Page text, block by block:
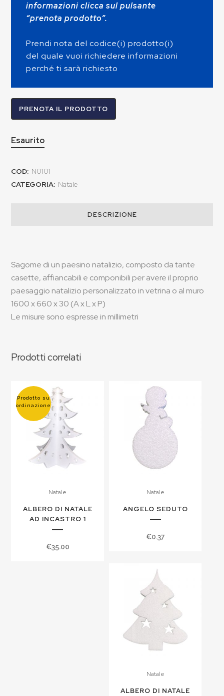
informazioni clicca sul pulsante
“prenota prodotto”.
Prendi nota del codice(i) prodotto(i)
del quale vuoi richiedere informazioni
perché ti sarà richiesto
PRENOTA IL PRODOTTO
Esaurito
COD: N0101
CATEGORIA: Natale
DESCRIZIONE
Sagome di un paesino natalizio, composto da tante
casette, affiancabili e componibili per avere il proprio
paesaggio natalizio personalizzato in vetrina o al muro
1600 x 660 x 30 (A x L x P)
Le misure sono espresse in millimetri
Prodotti correlati
Prodotto su
ordinazione
Natale
ALBERO DI NATALE
AD INCASTRO 1
€35.00
Natale
ANGELO SEDUTO
€0.37
Natale
ALBERO DI NATALE